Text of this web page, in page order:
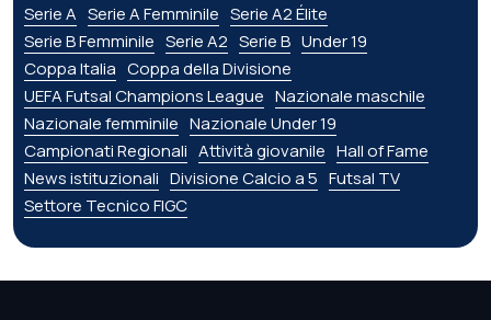
Serie A Serie A Femminile Serie A2 Élite
Serie B Femminile Serie A2 Serie B Under 19
Coppa Italia Coppa della Divisione
UEFA Futsal Champions League Nazionale maschile
Nazionale femminile Nazionale Under 19
Campionati Regionali Attività giovanile Hall of Fame
News istituzionali Divisione Calcio a 5 Futsal TV
Settore Tecnico FIGC